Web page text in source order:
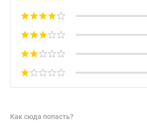
Как сюда попасть?